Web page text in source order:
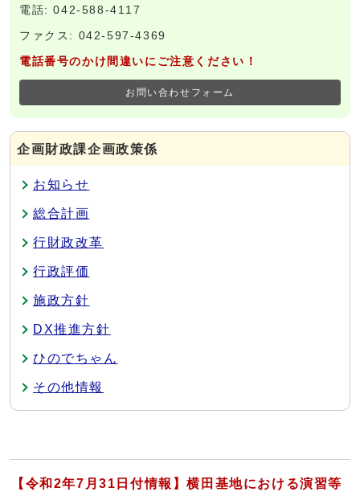
電話: 042-588-4117
ファクス: 042-597-4369
電話番号のかけ間違いにご注意ください！
お問い合わせフォーム
企画財政課企画政策係
お知らせ
総合計画
行財政改革
行政評価
施政方針
DX推進方針
ひのでちゃん
その他情報
【令和2年7月31日付情報】横田基地における演習等